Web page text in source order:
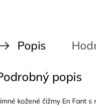
Popis
popis
kožené čižmy En Fant